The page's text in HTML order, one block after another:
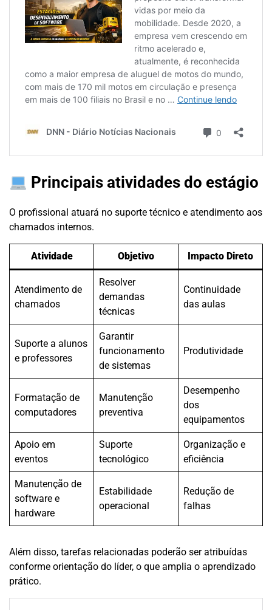
Principais atividades do estágio
O profissional atuará no suporte técnico e atendimento aos
chamados internos.
Atividade Objetivo Impacto Direto
Atendimento de
chamados
Resolver
demandas
técnicas
Continuidade
das aulas
Suporte a alunos
e professores
Garantir
funcionamento
de sistemas
Produtividade
Formatação de
computadores
Manutenção
preventiva
Desempenho
dos
equipamentos
Apoio em
eventos
Suporte
tecnológico
Organização e
eficiência
Manutenção de
software e
hardware
Estabilidade
operacional
Redução de
falhas
Além disso, tarefas relacionadas poderão ser atribuídas
conforme orientação do líder, o que amplia o aprendizado
prático.